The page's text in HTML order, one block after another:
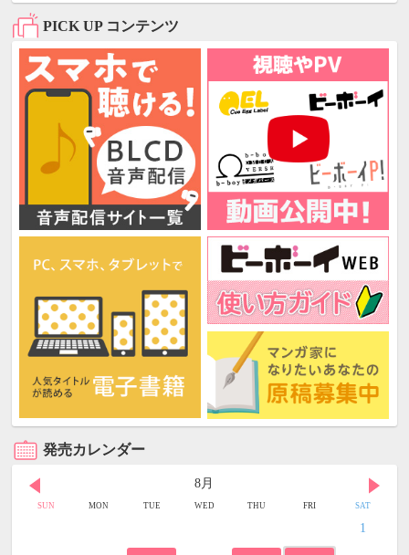
PICK UP コンテンツ
発売カレンダー
8月
SUN MON TUE WED THU FRI SAT
1